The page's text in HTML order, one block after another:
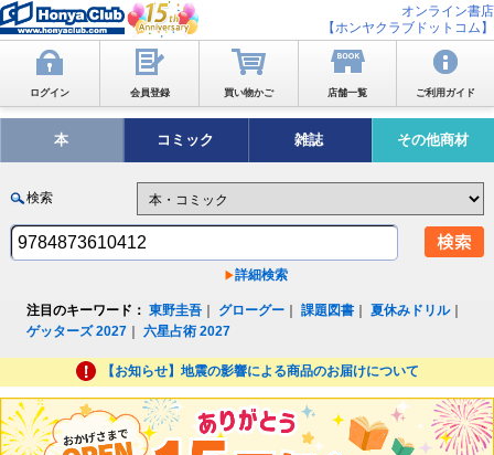
オンライン書店
【ホンヤクラブドットコム】
ログイン 会員登録 買い物かご 店舗一覧 ご利用ガイド
本 コミック 雑誌 その他商材
検索
詳細検索
注目のキーワード： 東野圭吾 グローグー ｜課題図書 ｜夏休みドリル｜
ゲッターズ 2027 ｜六星占術 2027
【お知らせ】地震の影響による商品のお届けについて